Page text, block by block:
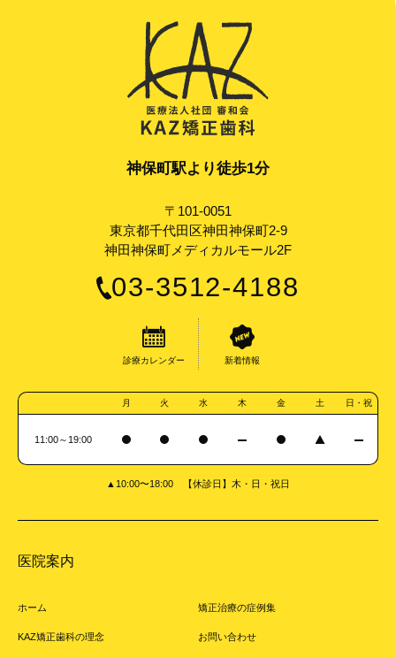
神保町駅より徒歩1分
〒101-0051
東京都千代田区神田神保町2-9
神田神保町メディカルモール2F
03-3512-4188
診療カレンダー 新着情報
月 火 水 木 金 土 日・祝
11:00～19:00
▲10:00〜18:00 【休診日】木・日・祝日
医院案内
ホーム
KAZ矯正歯科の理念
矯正治療の症例集
お問い合わせ